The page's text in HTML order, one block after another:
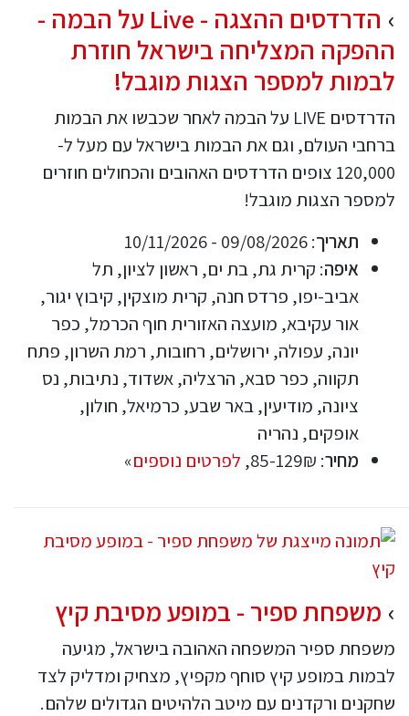
הדרדסים ההצגה - Live על הבמה -
ההפקה המצליחה בישראל חוזרת
לבמות למספר הצגות מוגבל!
הדרדסים LIVE על הבמה לאחר שכבשו את הבמות
ברחבי העולם, וגם את הבמות בישראל עם מעל ל-
120,000 צופים הדרדסים האהובים והכחולים חוזרים
למספר הצגות מוגבל!
תאריך: 09/08/2026 - 10/11/2026
איפה: קרית גת, בת ים, ראשון לציון, תל
אביב-יפו, פרדס חנה, קרית מוצקין, קיבוץ יגור,
אור עקיבא, מועצה האזורית חוף הכרמל, כפר
יונה, עפולה, ירושלים, רחובות, רמת השרון, פתח
תקווה, כפר סבא, הרצליה, אשדוד, נתיבות, נס
ציונה, מודיעין, באר שבע, כרמיאל, חולון,
אופקים, נהריה
מחיר: 85-129₪, לפרטים נוספים»
משפחת ספיר - במופע מסיבת קיץ
משפחת ספיר המשפחה האהובה בישראל, מגיעה
לבמות במופע קיץ סוחף מקפיץ, מצחיק ומדליק לצד
שחקנים ורקדנים עם מיטב הלהיטים הגדולים שלהם.